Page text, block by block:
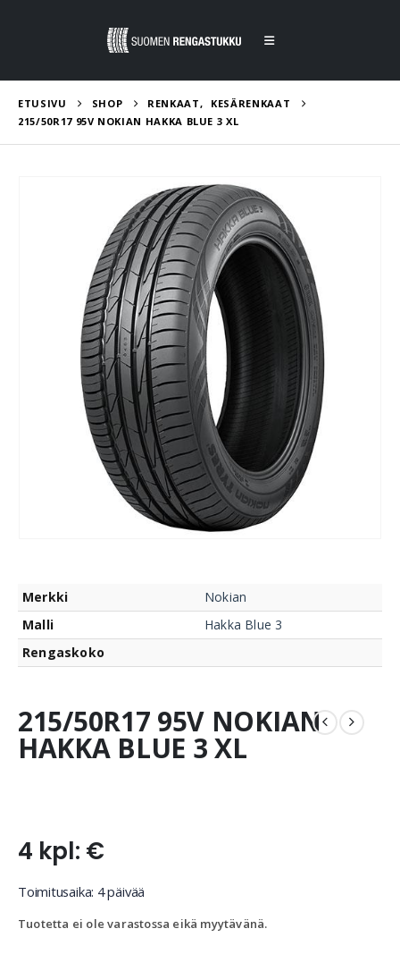
ETUSIVU SHOP RENKAAT,
KESÄRENKAAT
215/50R17 95V NOKIAN HAKKA BLUE 3 XL
Merkki
Nokian
Malli
Hakka Blue 3
Rengaskoko
215/50R17 95V NOKIAN
HAKKA BLUE 3 XL
4 kpl: €
Toimitusaika: 4 päivää
Tuotetta ei ole varastossa eikä myytävänä.